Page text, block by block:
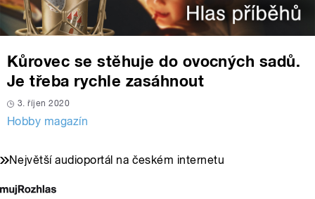
Kůrovec se stěhuje do ovocných sadů.
Je třeba rychle zasáhnout
3. říjen 2020
Hobby magazín
Největší audioportál na českém internetu